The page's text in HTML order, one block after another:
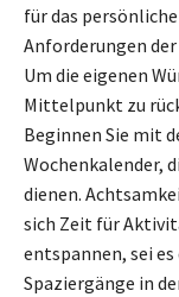
für das
Anforderungen
Um die eigenen
Mittelpunkt zu
Beginnen Sie mit
Wochenkalender,
dienen.
sich Zeit für
entspannen, sei
Spaziergänge in